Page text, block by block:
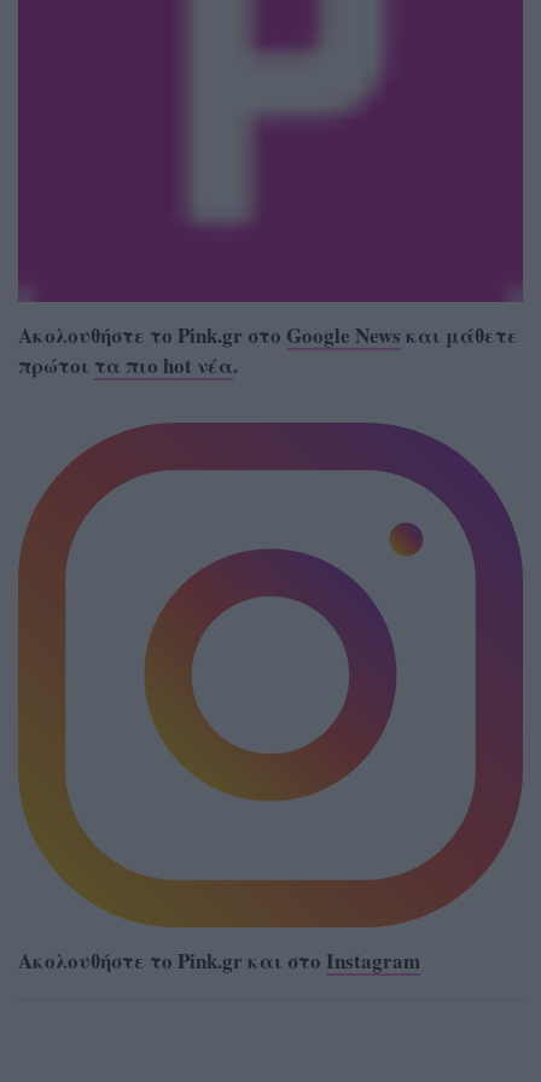
Ακολουθήστε το Pink.gr στο Google News και μάθετε
πρώτοι τα πιο hot νέα.
Ακολουθήστε το Pink.gr και στο Instagram